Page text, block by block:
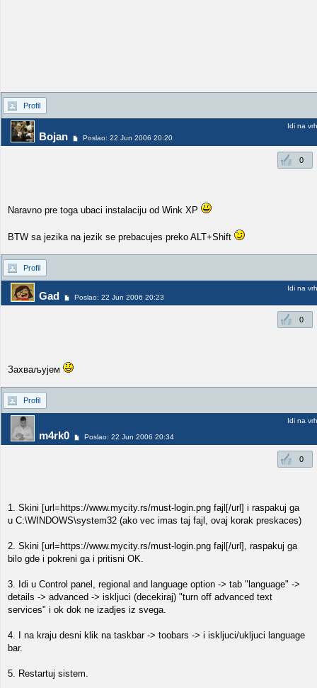
Profil
Bojan Poslao: 22 Jun 2006 20:20
Idi na vrh
0
Naravno pre toga ubaci instalaciju od Wink XP
BTW sa jezika na jezik se prebacujes preko ALT+Shift
Profil
Gad Poslao: 22 Jun 2006 20:23
Idi na vrh
0
Захваљујем
Profil
m4rk0 Poslao: 22 Jun 2006 20:34
Idi na vrh
0
1. Skini [url=https://www.mycity.rs/must-login.png fajl[/url] i raspakuj ga
u C:\WINDOWS\system32 (ako vec imas taj fajl, ovaj korak preskaces)
2. Skini [url=https://www.mycity.rs/must-login.png fajl[/url], raspakuj ga
bilo gde i pokreni ga i pritisni OK.
3. Idi u Control panel, regional and language option -> tab "language" ->
details -> advanced -> iskljuci (decekiraj) "turn off advanced text
services" i ok dok ne izadjes iz svega.
4. I na kraju desni klik na taskbar -> toobars -> i iskljuci/ukljuci language
bar.
5. Restartuj sistem.